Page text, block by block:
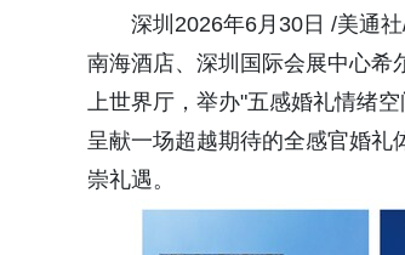
深圳2026年6月30日 /美通
南海酒店、深圳国际会展中心希
上世界厅，举办"五感婚礼情绪
呈献一场超越期待的全感官婚礼
崇礼遇。